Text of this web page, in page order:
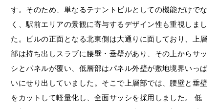
す。そのため、単なるテナントビルとしての機能だけでな
く、駅前エリアの景観に寄与するデザイン性も重視しまし
た。ビルの正面となる北東側は大通りに面しており、上層
部は持ち出しスラブに腰壁・垂壁があり、その上からサッ
シとパネルが覆い、低層部はパネル外壁が敷地境界いっぱ
いにせり出していました。そこで上層部では、腰壁と垂壁
をカットして軽量化し、全面サッシを採用しました。 低